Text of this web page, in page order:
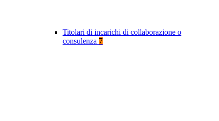
Titolari di incarichi di collaborazione o
consulenza 7